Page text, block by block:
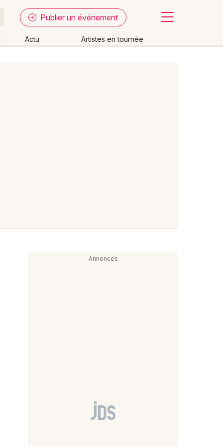
Publier un événement
Actu Artistes en tournée